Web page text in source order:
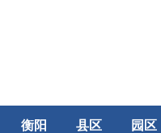
衡阳 县区 园区